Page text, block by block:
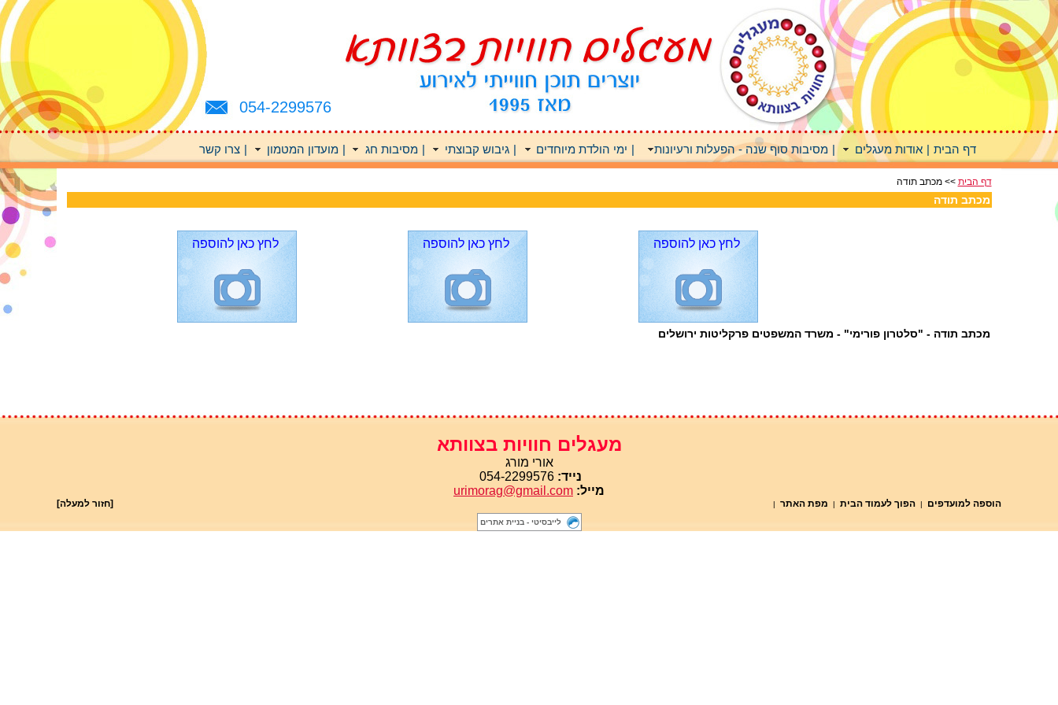
054-2299576
דף הבית | אודות מעגלים | מסיבות סוף שנה - הפעלות ורעיונות | ימי הולדת מיוחדים | גיבוש קבוצתי | מסיבות חג | מועדון המטמון | צרו קשר
דף הבית >> מכתב תודה
מכתב תודה
לחץ כאן להוספה לחץ כאן להוספה לחץ כאן להוספה
מכתב תודה - "סלטרון פורימי" - משרד המשפטים פרקליטות ירושלים
מעגלים חוויות בצוותא
אורי מורג
נייד:
מייל: urimorag@gmail.com
הוספה למועדפים | הפוך לעמוד הבית | מפת האתר | [חזור למעלה]
לייבסיטי - בניית אתרים